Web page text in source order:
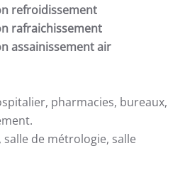
refroidissement
rafraichissement
assainissement air
pharmacies, bureaux,
de métrologie, salle